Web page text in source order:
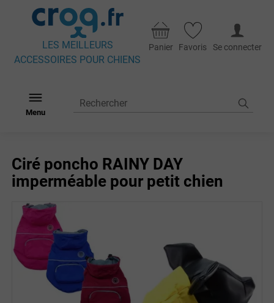
LES MEILLEURS
ACCESSOIRES POUR CHIENS
Panier Favoris Se connecter
Menu
Ciré poncho RAINY DAY
imperméable pour petit chien